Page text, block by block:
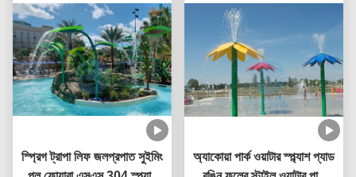
স্প্রিগ ট্রাপা লিফ জলপ্রপাত সুইমিং
অ্যাকোয়া পার্ক ওয়াটার স্প্ল্যাশ প্যাড